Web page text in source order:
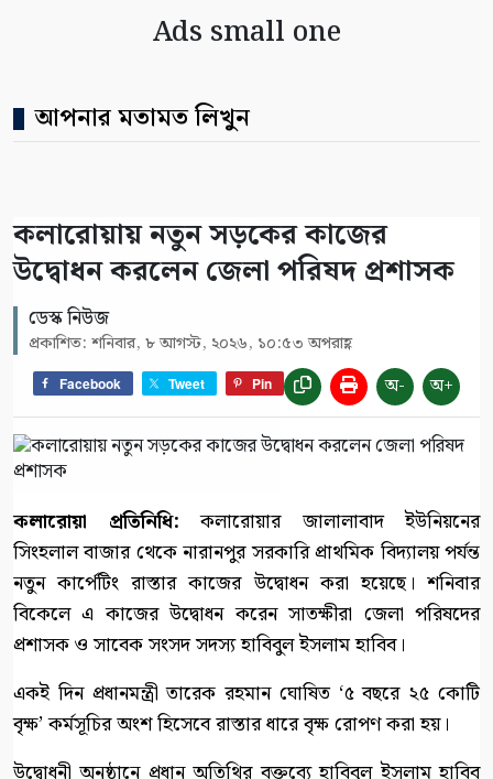
Ads small one
আপনার মতামত লিখুন
কলারোয়ায় নতুন সড়কের কাজের
উদ্বোধন করলেন জেলা পরিষদ প্রশাসক
ডেস্ক নিউজ
প্রকাশিত: শনিবার, ৮ আগস্ট, ২০২৬, ১০:৫৩ অপরাহ্ণ
Facebook Tweet Pin অ- অ+
কলারোয়া প্রতিনিধি: কলারোয়ার জালালাবাদ ইউনিয়নের
সিংহলাল বাজার থেকে নারানপুর সরকারি প্রাথমিক বিদ্যালয় পর্যন্ত
নতুন কার্পেটিং রাস্তার কাজের উদ্বোধন করা হয়েছে। শনিবার
বিকেলে এ কাজের উদ্বোধন করেন সাতক্ষীরা জেলা পরিষদের
প্রশাসক ও সাবেক সংসদ সদস্য হাবিবুল ইসলাম হাবিব।
একই দিন প্রধানমন্ত্রী তারেক রহমান ঘোষিত ‘৫ বছরে ২৫ কোটি
বৃক্ষ’ কর্মসূচির অংশ হিসেবে রাস্তার ধারে বৃক্ষ রোপণ করা হয়।